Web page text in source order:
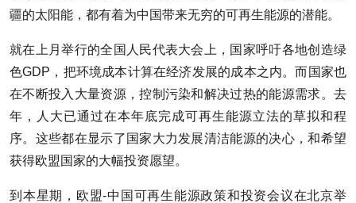
疆的太阳能，都有着为中国带来无穷的可再生能源的潜能。
就在上月举行的全国人民代表大会上，国家呼吁各地创造绿
色GDP，把环境成本计算在经济发展的成本之内。而国家也
在不断投入大量资源，控制污染和解决过热的能源需求。去
年，人大已通过在本年底完成可再生能源立法的草拟和程
序。这些都在显示了国家大力发展清洁能源的决心，和希望
获得欧盟国家的大幅投资愿望。
到本星期，欧盟-中国可再生能源政策和投资会议在北京举